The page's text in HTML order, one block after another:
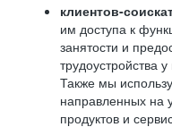
клиентов-
им доступа к
занятости и
трудоустройства
Также мы
направленных на
продуктов и